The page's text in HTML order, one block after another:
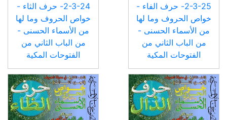
2-3-25- حرف الفاء -
خواص الحروف وما لها
من الأسماء الحسنى -
من الباب الثاني من
الفتوحات المكية
2-3-24- حرف الثاء -
خواص الحروف وما لها
من الأسماء الحسنى -
من الباب الثاني من
الفتوحات المكية